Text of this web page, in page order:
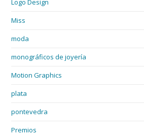
Miss
moda
monográficos de joyería
Motion Graphics
plata
pontevedra
Premios